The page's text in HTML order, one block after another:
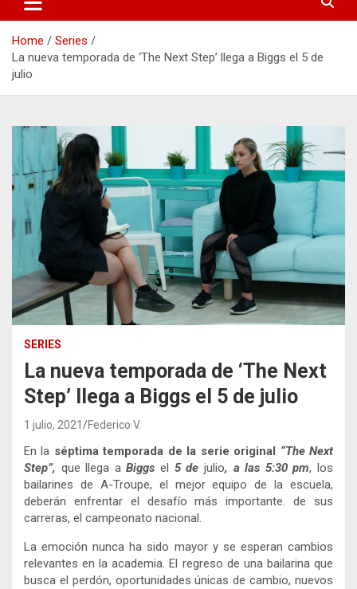
Home
Series
La nueva temporada de ‘The Next Step’ llega a Biggs el 5 de
julio
SERIES
La nueva temporada de ‘The Next
Step’ llega a Biggs el 5 de julio
1 julio, 2021 Federico V.
En la séptima temporada de la serie original “The Next
Step”, que llega aBiggs el 5 de julio, a las 5:30 pm, los
bailarines de A-Troupe, el mejor equipo de la escuela,
deberán enfrentar el desafío más importante. de sus
carreras, el campeonato nacional.
La emoción nunca ha sido mayor y se esperan cambios
relevantes en la academia. El regreso de una bailarina que
busca el perdón, oportunidades únicas de cambio, nuevos